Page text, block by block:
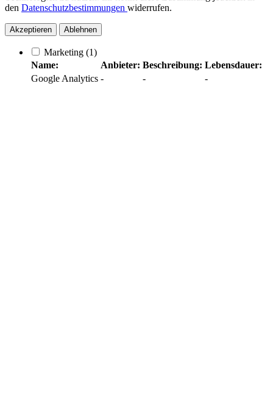
den Datenschutzbestimmungen widerrufen.
Akzeptieren Ablehnen
Marketing (1)
Name:
Anbieter: Beschreibung: Lebensdauer:
Google Analytics - - -